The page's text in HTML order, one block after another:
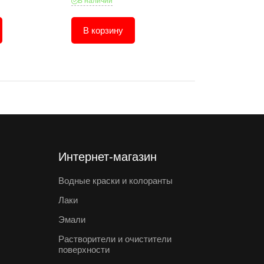
В корзину
Интернет-магазин
Водные краски и колоранты
Лаки
Эмали
Растворители и очистители
поверхности